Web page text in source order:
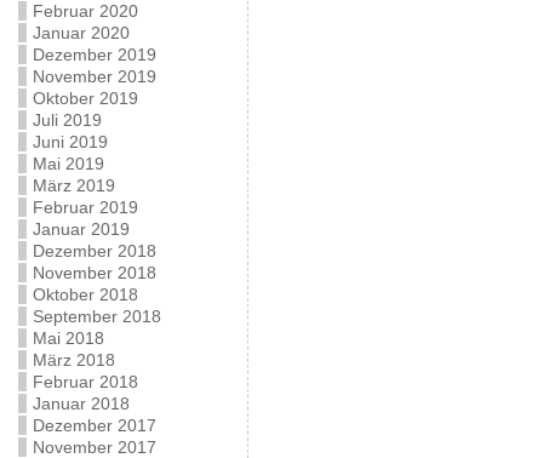
Februar 2020
Januar 2020
Dezember 2019
November 2019
Oktober 2019
Juli 2019
Juni 2019
Mai 2019
März 2019
Februar 2019
Januar 2019
Dezember 2018
November 2018
Oktober 2018
September 2018
Mai 2018
März 2018
Februar 2018
Januar 2018
Dezember 2017
November 2017